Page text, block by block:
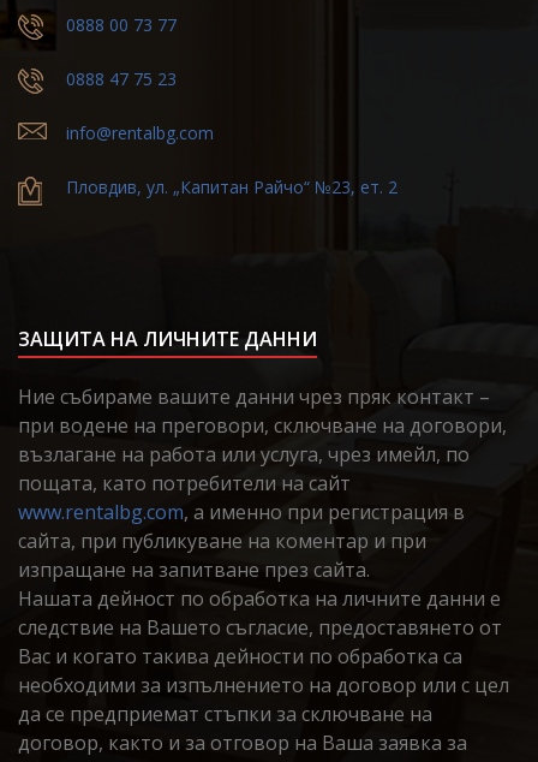
0888 00 73 77
0888 47 75 23
info@rentalbg.com
Пловдив, ул. „Капитан Райчо“ №23, ет. 2
ЗАЩИТА НА ЛИЧНИТЕ ДАННИ
Ние събираме вашите данни чрез пряк контакт –
при водене на преговори, сключване на договори,
възлагане на работа или услуга, чрез имейл, по
пощата, като потребители на сайт
www.rentalbg.com, а именно при регистрация в
сайта, при публикуване на коментар и при
изпращане на запитване през сайта.
Нашата дейност по обработка на личните данни е
следствие на Вашето съгласие, предоставянето от
Вас и когато такива дейности по обработка са
необходими за изпълнението на договор или с цел
да се предприемат стъпки за сключване на
договор, както и за отговор на Ваша заявка за